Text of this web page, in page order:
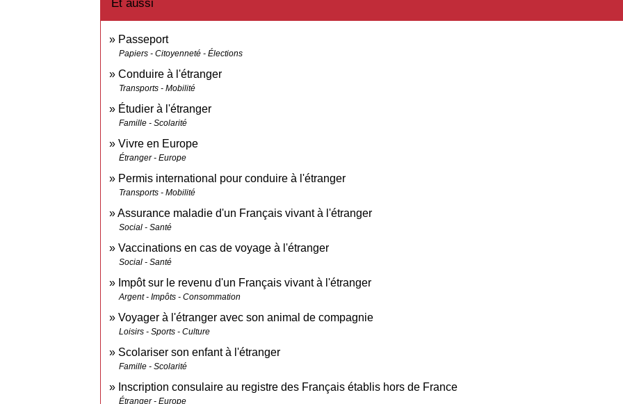
Et aussi
Passeport
Papiers - Citoyenneté - Élections
Conduire à l'étranger
Transports - Mobilité
Étudier à l'étranger
Famille - Scolarité
Vivre en Europe
Étranger - Europe
Permis international pour conduire à l'étranger
Transports - Mobilité
Assurance maladie d'un Français vivant à l'étranger
Social - Santé
Vaccinations en cas de voyage à l'étranger
Social - Santé
Impôt sur le revenu d'un Français vivant à l'étranger
Argent - Impôts - Consommation
Voyager à l'étranger avec son animal de compagnie
Loisirs - Sports - Culture
Scolariser son enfant à l'étranger
Famille - Scolarité
Inscription consulaire au registre des Français établis hors de France
Étranger - Europe